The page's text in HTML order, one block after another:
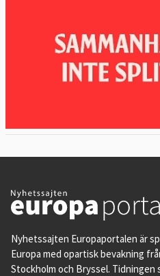
Nyhetssajten Europaportalen är
Europa med opartisk bevakning
Stockholm och Bryssel. Tidningen